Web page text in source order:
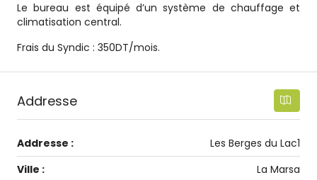
Le bureau est équipé d’un système de chauffage et
climatisation central.
Frais du Syndic : 350DT/mois.
Addresse
Addresse :
Les Berges du Lac1
Ville :
La Marsa